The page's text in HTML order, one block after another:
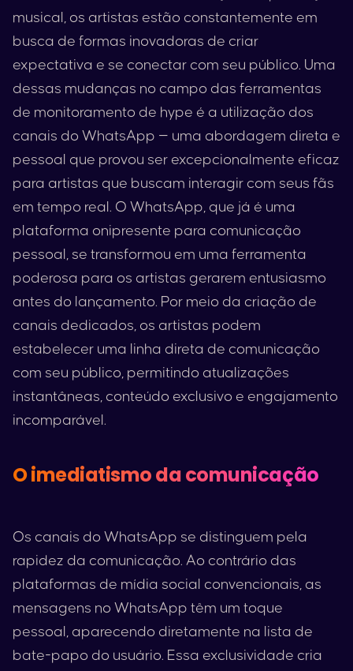
musical, os artistas estão constantemente em
busca de formas inovadoras de criar
expectativa e se conectar com seu público. Uma
dessas mudanças no campo das ferramentas
de monitoramento de hype é a utilização dos
canais do WhatsApp — uma abordagem direta e
pessoal que provou ser excepcionalmente eficaz
para artistas que buscam interagir com seus fãs
em tempo real. O WhatsApp, que já é uma
plataforma onipresente para comunicação
pessoal, se transformou em uma ferramenta
poderosa para os artistas gerarem entusiasmo
antes do lançamento. Por meio da criação de
canais dedicados, os artistas podem
estabelecer uma linha direta de comunicação
com seu público, permitindo atualizações
instantâneas, conteúdo exclusivo e engajamento
incomparável.
O imediatismo da comunicação
Os canais do WhatsApp se distinguem pela
rapidez da comunicação. Ao contrário das
plataformas de mídia social convencionais, as
mensagens no WhatsApp têm um toque
pessoal, aparecendo diretamente na lista de
bate-papo do usuário. Essa exclusividade cria